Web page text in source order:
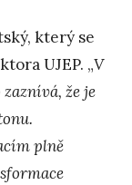
který se
UJEP. „V
že je
plně